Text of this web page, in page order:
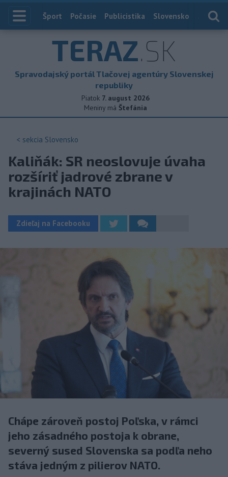
Index
Šport Počasie Publicistika Slovensko
TERAZ.SK
Spravodajský portál Tlačovej agentúry Slovenskej
republiky
Piatok 7. august 2026
Meniny má Štefánia
< sekcia Slovensko
Kaliňák: SR neoslovuje úvaha
rozšíriť jadrové zbrane v
krajinách NATO
Zdieľaj na Facebooku
Chápe zároveň postoj Poľska, v rámci
jeho zásadného postoja k obrane,
severný sused Slovenska sa podľa neho
stáva jedným z pilierov NATO.